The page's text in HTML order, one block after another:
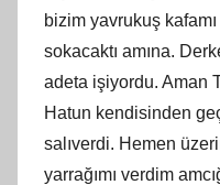
bizim yavrukuş kafamı
sokacaktı amına.
adeta işiyordu. Aman
Hatun kendisinden
salıverdi. Hemen
yarrağımı verdim